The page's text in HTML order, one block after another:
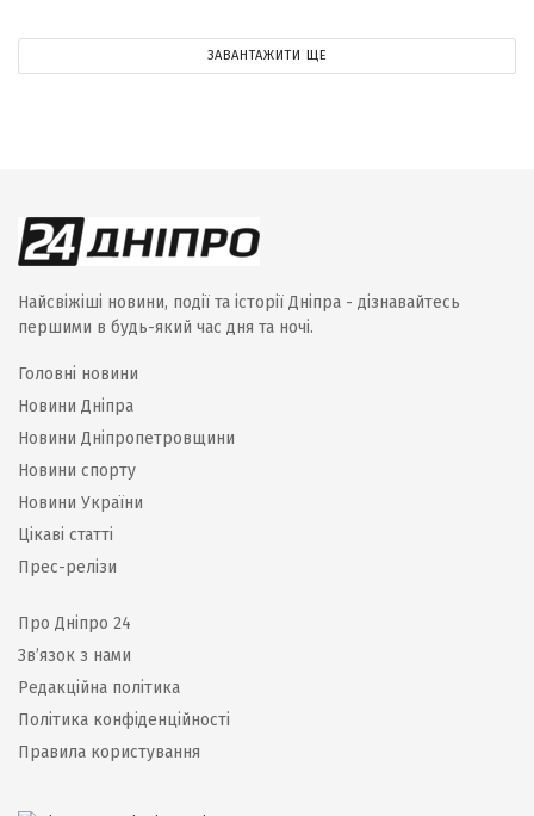
ЗАВАНТАЖИТИ ЩЕ
Найсвіжіші новини, події та історії Дніпра - дізнавайтесь
першими в будь-який час дня та ночі.
Головні новини
Новини Дніпра
Новини Дніпропетровщини
Новини спорту
Новини України
Цікаві статті
Прес-релізи
Про Дніпро 24
Зв’язок з нами
Редакційна політика
Політика конфіденційності
Правила користування